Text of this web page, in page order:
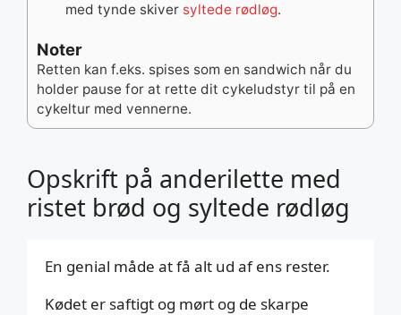
Opskrift på anderilette med
ristet brød og syltede rødløg
En genial måde at få alt ud af ens rester.
Kødet er saftigt og mørt og de skarpe
med tynde skiver syltede rødløg.
Noter
Retten kan f.eks. spises som en sandwich når du
holder pause for at rette dit cykeludstyr til på en
cykeltur med vennerne.